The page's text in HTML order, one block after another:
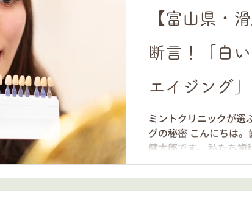
黄色くなる「2つの原
分けて「外側から」
しやすいですよね。コ
ものです。これらはプ
とすことができます。
化） 今回注目したい
身」そのものが変化し
「歯の3層構造」 なぜ
【富山県・
断言！「白
エイジング」
ミントクリニックが
グの秘密 こんにちは
健太郎です。 私たち歯
「歯」は単に食べ物を
ます。それは、 自信
何よりも 若々しさの